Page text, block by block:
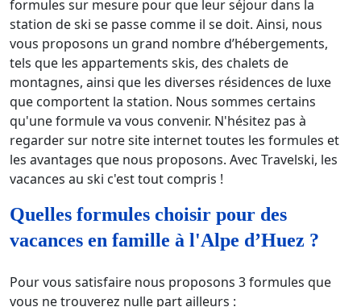
formules sur mesure pour que leur séjour dans la
station de ski se passe comme il se doit. Ainsi, nous
vous proposons un grand nombre d’hébergements,
tels que les appartements skis, des chalets de
montagnes, ainsi que les diverses résidences de luxe
que comportent la station. Nous sommes certains
qu'une formule va vous convenir. N'hésitez pas à
regarder sur notre site internet toutes les formules et
les avantages que nous proposons. Avec Travelski, les
vacances au ski c'est tout compris !
Quelles formules choisir pour des
vacances en famille à l'Alpe d’Huez ?
Pour vous satisfaire nous proposons 3 formules que
vous ne trouverez nulle part ailleurs :